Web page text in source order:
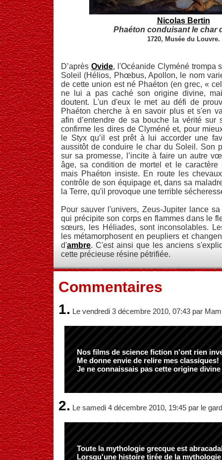
Nicolas Bertin
Phaéton conduisant le char
1720, Musée du Louvre.
D’après Ovide, l'Océanide Clyméné trompa
Soleil (Hélios, Phœbus, Apollon, le nom
de cette union est né Phaéton (en grec, «
ne lui a pas caché son origine divine,
doutent. L'un d'eux le met au défi de
Phaéton cherche à en savoir plus et s'en
afin d’entendre de sa bouche la vérité sur
confirme les dires de Clyméné et, pour
le Styx qu’il est prêt à lui accorder une
aussitôt de conduire le char du Soleil. Son
sur sa promesse, l’incite à faire un autre
âge, sa condition de mortel et le caractère
mais Phaéton insiste. En route les
contrôle de son équipage et, dans sa
la Terre, qu'il provoque une terrible
Pour sauver l'univers, Zeus-Jupiter lance
qui précipite son corps en flammes dans le
sœurs, les Héliades, sont inconsolables.
les métamorphosent en peupliers et
d'ambre. C'est ainsi que les anciens
cette précieuse résine pétrifiée.
Commentaires
1. Le vendredi 3 décembre 2010, 07:43 par
Nos films de science fiction n'ont rien
Me donne envie de relire mes classiques!
Je ne connaissais pas cette origine
2. Le samedi 4 décembre 2010, 19:45 par le
Toute la mythologie grecque est
Lorsqu'une histoire tirée de la